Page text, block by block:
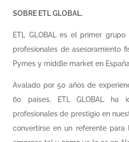
SOBRE ETL GLOBAL.
ETL GLOBAL es el primer
profesionales de asesoramiento
Pymes y middle market en
Avalado por 50 años de
60 países, ETL GLOBAL ha
profesionales de prestigio en
convertirse en un referente